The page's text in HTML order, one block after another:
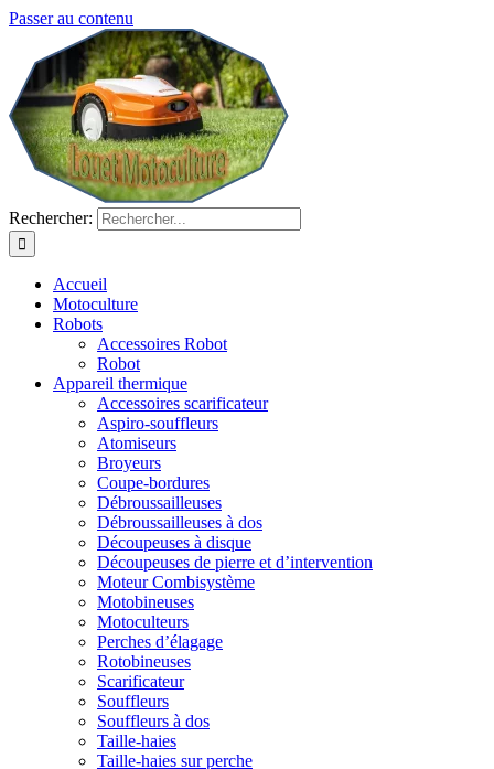
Passer au contenu
Rechercher:
Accueil
Motoculture
Robots
Accessoires Robot
Robot
Appareil thermique
Accessoires scarificateur
Aspiro-souffleurs
Atomiseurs
Broyeurs
Coupe-bordures
Débroussailleuses
Débroussailleuses à dos
Découpeuses à disque
Découpeuses de pierre et d’intervention
Moteur Combisystème
Motobineuses
Motoculteurs
Perches d’élagage
Rotobineuses
Scarificateur
Souffleurs
Souffleurs à dos
Taille-haies
Taille-haies sur perche